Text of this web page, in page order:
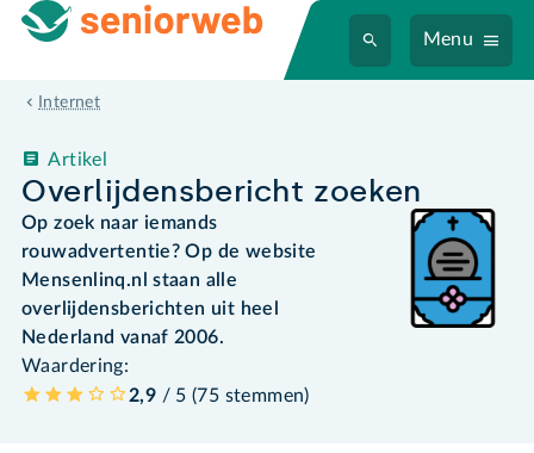
Menu
Internet
Overlijdensbericht zoeken
Artikel
Op zoek naar iemands
rouwadvertentie? Op de website
Mensenlinq.nl staan alle
overlijdensberichten uit heel
Nederland vanaf 2006.
Waardering:
2,9 / 5 (75 stemmen)